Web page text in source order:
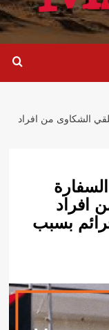
الشكاوى من افراد
افراد
بسبب